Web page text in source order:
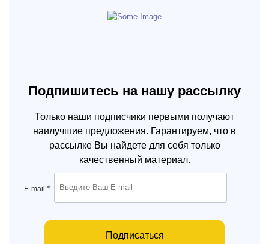
Подпишитесь на нашу рассылку
Только наши подписчики первыми получают
наилучшие предложения. Гарантируем, что в
рассылке Вы найдете для себя только
качественный материал.
E-mail *
Подписаться